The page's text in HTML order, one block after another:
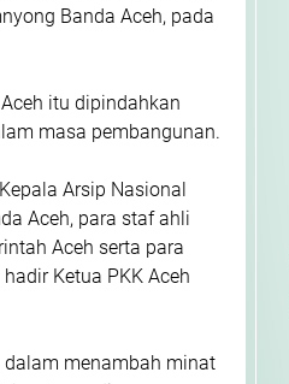
Banda Aceh, pada
itu dipindahkan
masa pembangunan.
Arsip Nasional
Aceh, para staf ahli
Aceh serta para
Ketua PKK Aceh
menambah minat